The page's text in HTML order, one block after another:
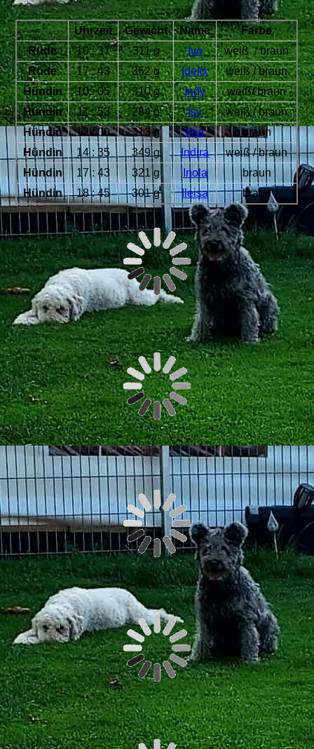
2 Rüden / 6 Hündinnen
Uhrzeit Gewicht Name
Farbe
Rüde
10 : 37 311 g Ivo
weiß / braun
Rüde
17 : 43 352 g Idefix
weiß / braun
Hündin
10 : 05 310 g Indy
weiß/ braun
Hündin
11 : 53 284 g Isy
weiß / braun
Hündin
12 : 00 313 g Inja
braun
Hündin
14 : 35 349 g Indira
weiß / braun
Hündin
17 : 43 321 g Inola
braun
Hündin
18 : 45 301 g Ileisa braun